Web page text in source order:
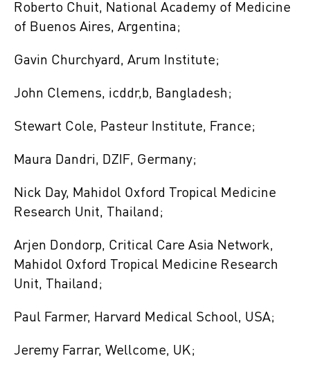
Roberto Chuit, National Academy of Medicine
of Buenos Aires, Argentina;
Gavin Churchyard, Arum Institute;
John Clemens, icddr,b, Bangladesh;
Stewart Cole, Pasteur Institute, France;
Maura Dandri, DZIF, Germany;
Nick Day, Mahidol Oxford Tropical Medicine
Research Unit, Thailand;
Arjen Dondorp, Critical Care Asia Network,
Mahidol Oxford Tropical Medicine Research
Unit, Thailand;
Paul Farmer, Harvard Medical School, USA;
Jeremy Farrar, Wellcome, UK;